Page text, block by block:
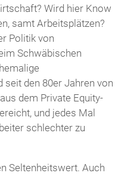
Wird hier Know
samt Arbeitsplätzen?
Politik von
Schwäbischen
den 80er Jahren von
dem Private Equity-
und jedes Mal
schlechter zu
Seltenheitswert. Auch